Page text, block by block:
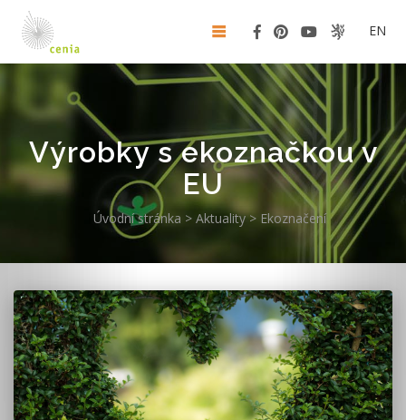
EN
Výrobky s ekoznačkou v
EU
Úvodní stránka > Aktuality> Ekoznačení